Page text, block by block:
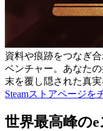
資料や痕跡をつなぎ
ベンチャー。あなた
末を覆し隠された真実
Steamストアページを
世界最高峰の